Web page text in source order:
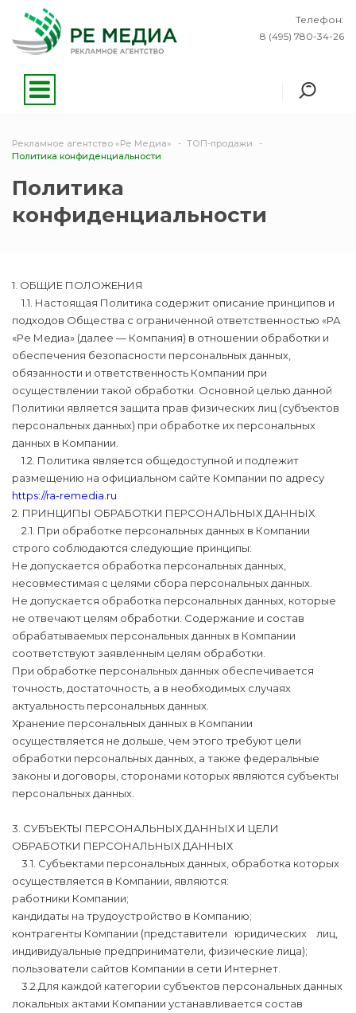
Телефон:
8 (495) 780-34-26
Рекламное агентство «Ре Медиа»
ТОП-продажи
Политика конфиденциальности
Политика
конфиденциальности
1. ОБЩИЕ ПОЛОЖЕНИЯ
1.1. Настоящая Политика содержит описание принципов и
подходов Общества с ограниченной ответственностью «РА
«Ре Медиа» (далее — Компания) в отношении обработки и
обеспечения безопасности персональных данных,
обязанности и ответственность Компании при
осуществлении такой обработки. Основной целью данной
Политики является защита прав физических лиц (субъектов
персональных данных) при обработке их персональных
данных в Компании.
1.2. Политика является общедоступной и подлежит
размещению на официальном сайте Компании по адресу
https://ra-remedia.ru
2. ПРИНЦИПЫ ОБРАБОТКИ ПЕРСОНАЛЬНЫХ ДАННЫХ
2.1. При обработке персональных данных в Компании
строго соблюдаются следующие принципы:
Не допускается обработка персональных данных,
несовместимая с целями сбора персональных данных.
Не допускается обработка персональных данных, которые
не отвечают целям обработки. Содержание и состав
обрабатываемых персональных данных в Компании
соответствуют заявленным целям обработки.
При обработке персональных данных обеспечивается
точность, достаточность, а в необходимых случаях
актуальность персональных данных.
Хранение персональных данных в Компании
осуществляется не дольше, чем этого требуют цели
обработки персональных данных, а также федеральные
законы и договоры, сторонами которых являются субъекты
персональных данных.
3. СУБЪЕКТЫ ПЕРСОНАЛЬНЫХ ДАННЫХ И ЦЕЛИ
ОБРАБОТКИ ПЕРСОНАЛЬНЫХ ДАННЫХ
3.1. Субъектами персональных данных, обработка которых
осуществляется в Компании, являются:
работники Компании;
кандидаты на трудоустройство в Компанию;
контрагенты Компании (представители юридических лиц,
индивидуальные предприниматели, физические лица);
пользователи сайтов Компании в сети Интернет.
3.2.Для каждой категории субъектов персональных данных
локальных актами Компании устанавливается состав